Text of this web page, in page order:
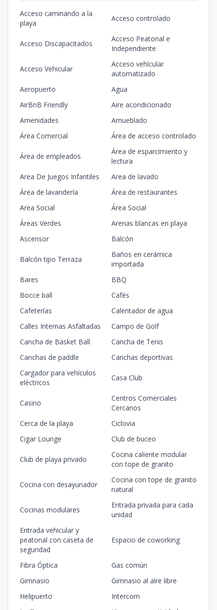
Acceso caminando a la
playa
Acceso controlado
Acceso Discapacitados
Acceso Peatonal e
Independiente
Acceso Vehicular
Acceso vehícular
automatizado
Aeropuerto
Agua
AirBnB Friendly
Aire acondicionado
Amenidades
Amueblado
Área Comercial
Área de acceso controlado
Área de empleados
Área de esparcimiento y
lectura
Area De Juegos Infantiles
Area de lavado
Área de lavandería
Área de restaurantes
Area Social
Área Social
Áreas Verdes
Arenas blancas en playa
Ascensor
Balcón
Balcón tipo Terraza
Baños en cerámica
importada
Bares
BBQ
Bocce ball
Cafés
Cafeterías
Calentador de agua
Calles Internas Asfaltadas
Campo de Golf
Cancha de Basket Ball
Cancha de Tenis
Canchas de paddle
Canchas deportivas
Cargador para vehículos
eléctricos
Casa Club
Casino
Centros Comerciales
Cercanos
Cerca de la playa
Ciclovia
Cigar Lounge
Club de buceo
Club de playa privado
Cocina caliente modular
con tope de granito
Cocina con desayunador
Cocina con tope de granito
natural
Cocinas modulares
Entrada privada para cada
unidad
Entrada vehicular y
peatonal con caseta de
seguridad
Espacio de coworking
Fibra Óptica
Gas común
Gimnasio
Gimnasio al aire libre
Helipuerto
Intercom